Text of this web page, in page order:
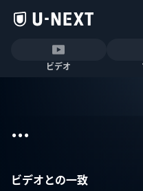
ビデオ
...
ビデオとの一致